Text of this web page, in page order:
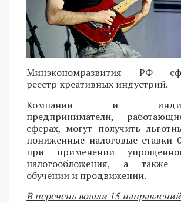
Минэкономразвития РФ
реестр креативных индустрий.
Компании и
предприниматели,
сферах, могут получить
пониженные налоговые ставки
при применении
налогообложения, а
обучении и продвижении.
В перечень вошли 15